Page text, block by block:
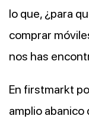
lo que, ¿para
comprar
nos has
En firstmarkt
amplio abanico